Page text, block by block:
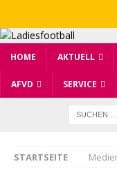
HOME AKTUELL
AFVD SERVICE
STARTSEITE